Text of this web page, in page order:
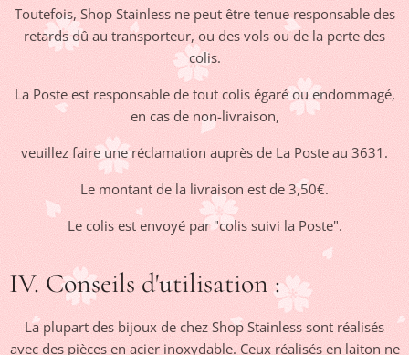
Toutefois, Shop Stainless ne peut être tenue responsable des
retards dû au transporteur, ou des vols ou de la perte des
colis.
La Poste est responsable de tout colis égaré ou endommagé,
en cas de non-livraison,
veuillez faire une réclamation auprès de La Poste au 3631.
Le montant de la livraison est de 3,50€.
Le colis est envoyé par "colis suivi la Poste".
IV. Conseils d'utilisation :
La plupart des bijoux de chez Shop Stainless sont réalisés
avec des pièces en acier inoxydable. Ceux réalisés en laiton ne